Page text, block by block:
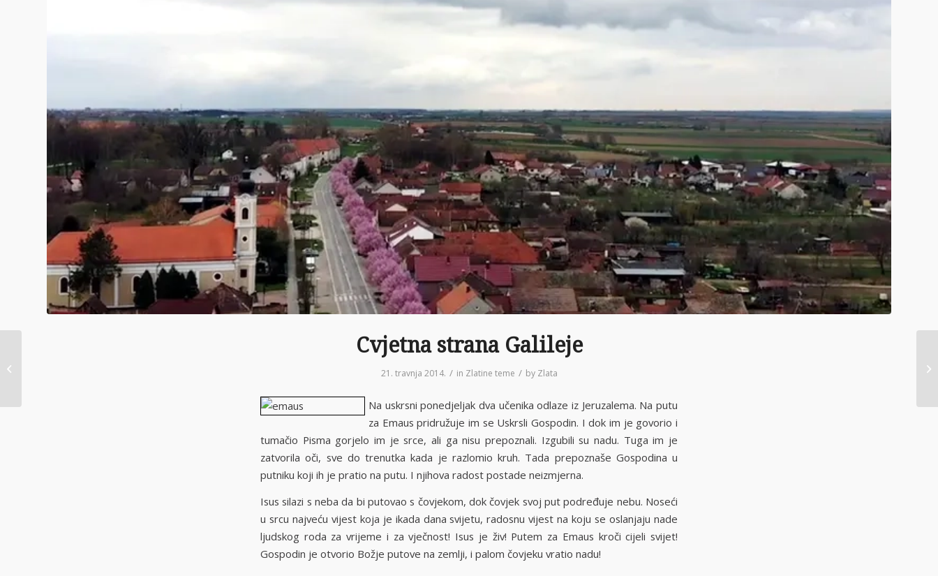
Cvjetna strana Galileje
21. travnja 2014. / in Zlatine teme / by Zlata
Na uskrsni ponedjeljak dva učenika odlaze iz Jeruzalema. Na putu
za Emaus pridružuje im se Uskrsli Gospodin. I dok im je govorio i
tumačio Pisma gorjelo im je srce, ali ga nisu prepoznali. Izgubili su nadu. Tuga im je
zatvorila oči, sve do trenutka kada je razlomio kruh. Tada prepoznaše Gospodina u
putniku koji ih je pratio na putu. I njihova radost postade neizmjerna.
Isus silazi s neba da bi putovao s čovjekom, dok čovjek svoj put podređuje nebu. Noseći
u srcu najveću vijest koja je ikada dana svijetu, radosnu vijest na koju se oslanjaju nade
ljudskog roda za vrijeme i za vječnost! Isus je živ! Putem za Emaus kroči cijeli svijet!
Gospodin je otvorio Božje putove na zemlji, i palom čovjeku vratio nadu!